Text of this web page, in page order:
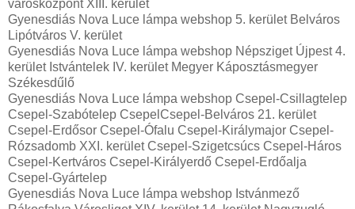
városközpont XIII. kerület
Gyenesdiás Nova Luce lámpa webshop 5. kerület Belváros
Lipótváros V. kerület
Gyenesdiás Nova Luce lámpa webshop Népsziget Újpest 4.
kerület Istvántelek IV. kerület Megyer Káposztásmegyer
Székesdűlő
Gyenesdiás Nova Luce lámpa webshop Csepel-Csillagtelep
Csepel-Szabótelep CsepelCsepel-Belváros 21. kerület
Csepel-Erdősor Csepel-Ófalu Csepel-Királymajor Csepel-
Rózsadomb XXI. kerület Csepel-Szigetcsúcs Csepel-Háros
Csepel-Kertváros Csepel-Királyerdő Csepel-Erdőalja
Csepel-Gyártelep
Gyenesdiás Nova Luce lámpa webshop Istvánmező